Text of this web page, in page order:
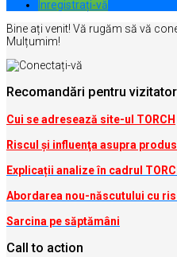
Inregistrați-vă
Bine ați venit! Vă rugăm să vă
Mulțumim!
Recomandări pentru
Cui se adresează site-ul TORCH
Riscul şi influenţa asupra
Explicații analize în cadrul
Abordarea nou-născutului cu
Sarcina pe săptămâni
Call to action